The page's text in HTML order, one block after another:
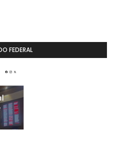
FEDERAL